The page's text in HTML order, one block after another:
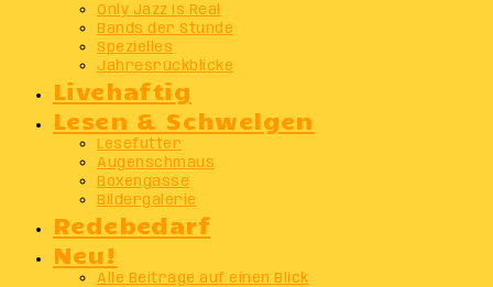
Only Jazz Is Real
Bands der Stunde
Spezielles
Jahresrückblicke
Livehaftig
Lesen & Schwelgen
Lesefutter
Augenschmaus
Boxengasse
Bildergalerie
Redebedarf
Neu!
Alle Beiträge auf einen Blick